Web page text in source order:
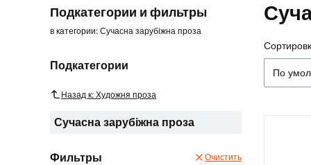
Подкатегории и фильтры
в категории: Сучасна зарубіжна проза
Подкатегории
Назад к: Художня проза
Сучасна зарубіжна проза
Фильтры Очистить
По